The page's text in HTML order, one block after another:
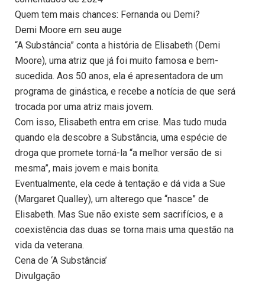
Quem tem mais chances: Fernanda ou Demi?
Demi Moore em seu auge
“A Substância” conta a história de Elisabeth (Demi
Moore), uma atriz que já foi muito famosa e bem-
sucedida. Aos 50 anos, ela é apresentadora de um
programa de ginástica, e recebe a notícia de que será
trocada por uma atriz mais jovem.
Com isso, Elisabeth entra em crise. Mas tudo muda
quando ela descobre a Substância, uma espécie de
droga que promete torná-la “a melhor versão de si
mesma”, mais jovem e mais bonita.
Eventualmente, ela cede à tentação e dá vida a Sue
(Margaret Qualley), um alterego que “nasce” de
Elisabeth. Mas Sue não existe sem sacrifícios, e a
coexistência das duas se torna mais uma questão na
vida da veterana.
Cena de ‘A Substância’
Divulgação